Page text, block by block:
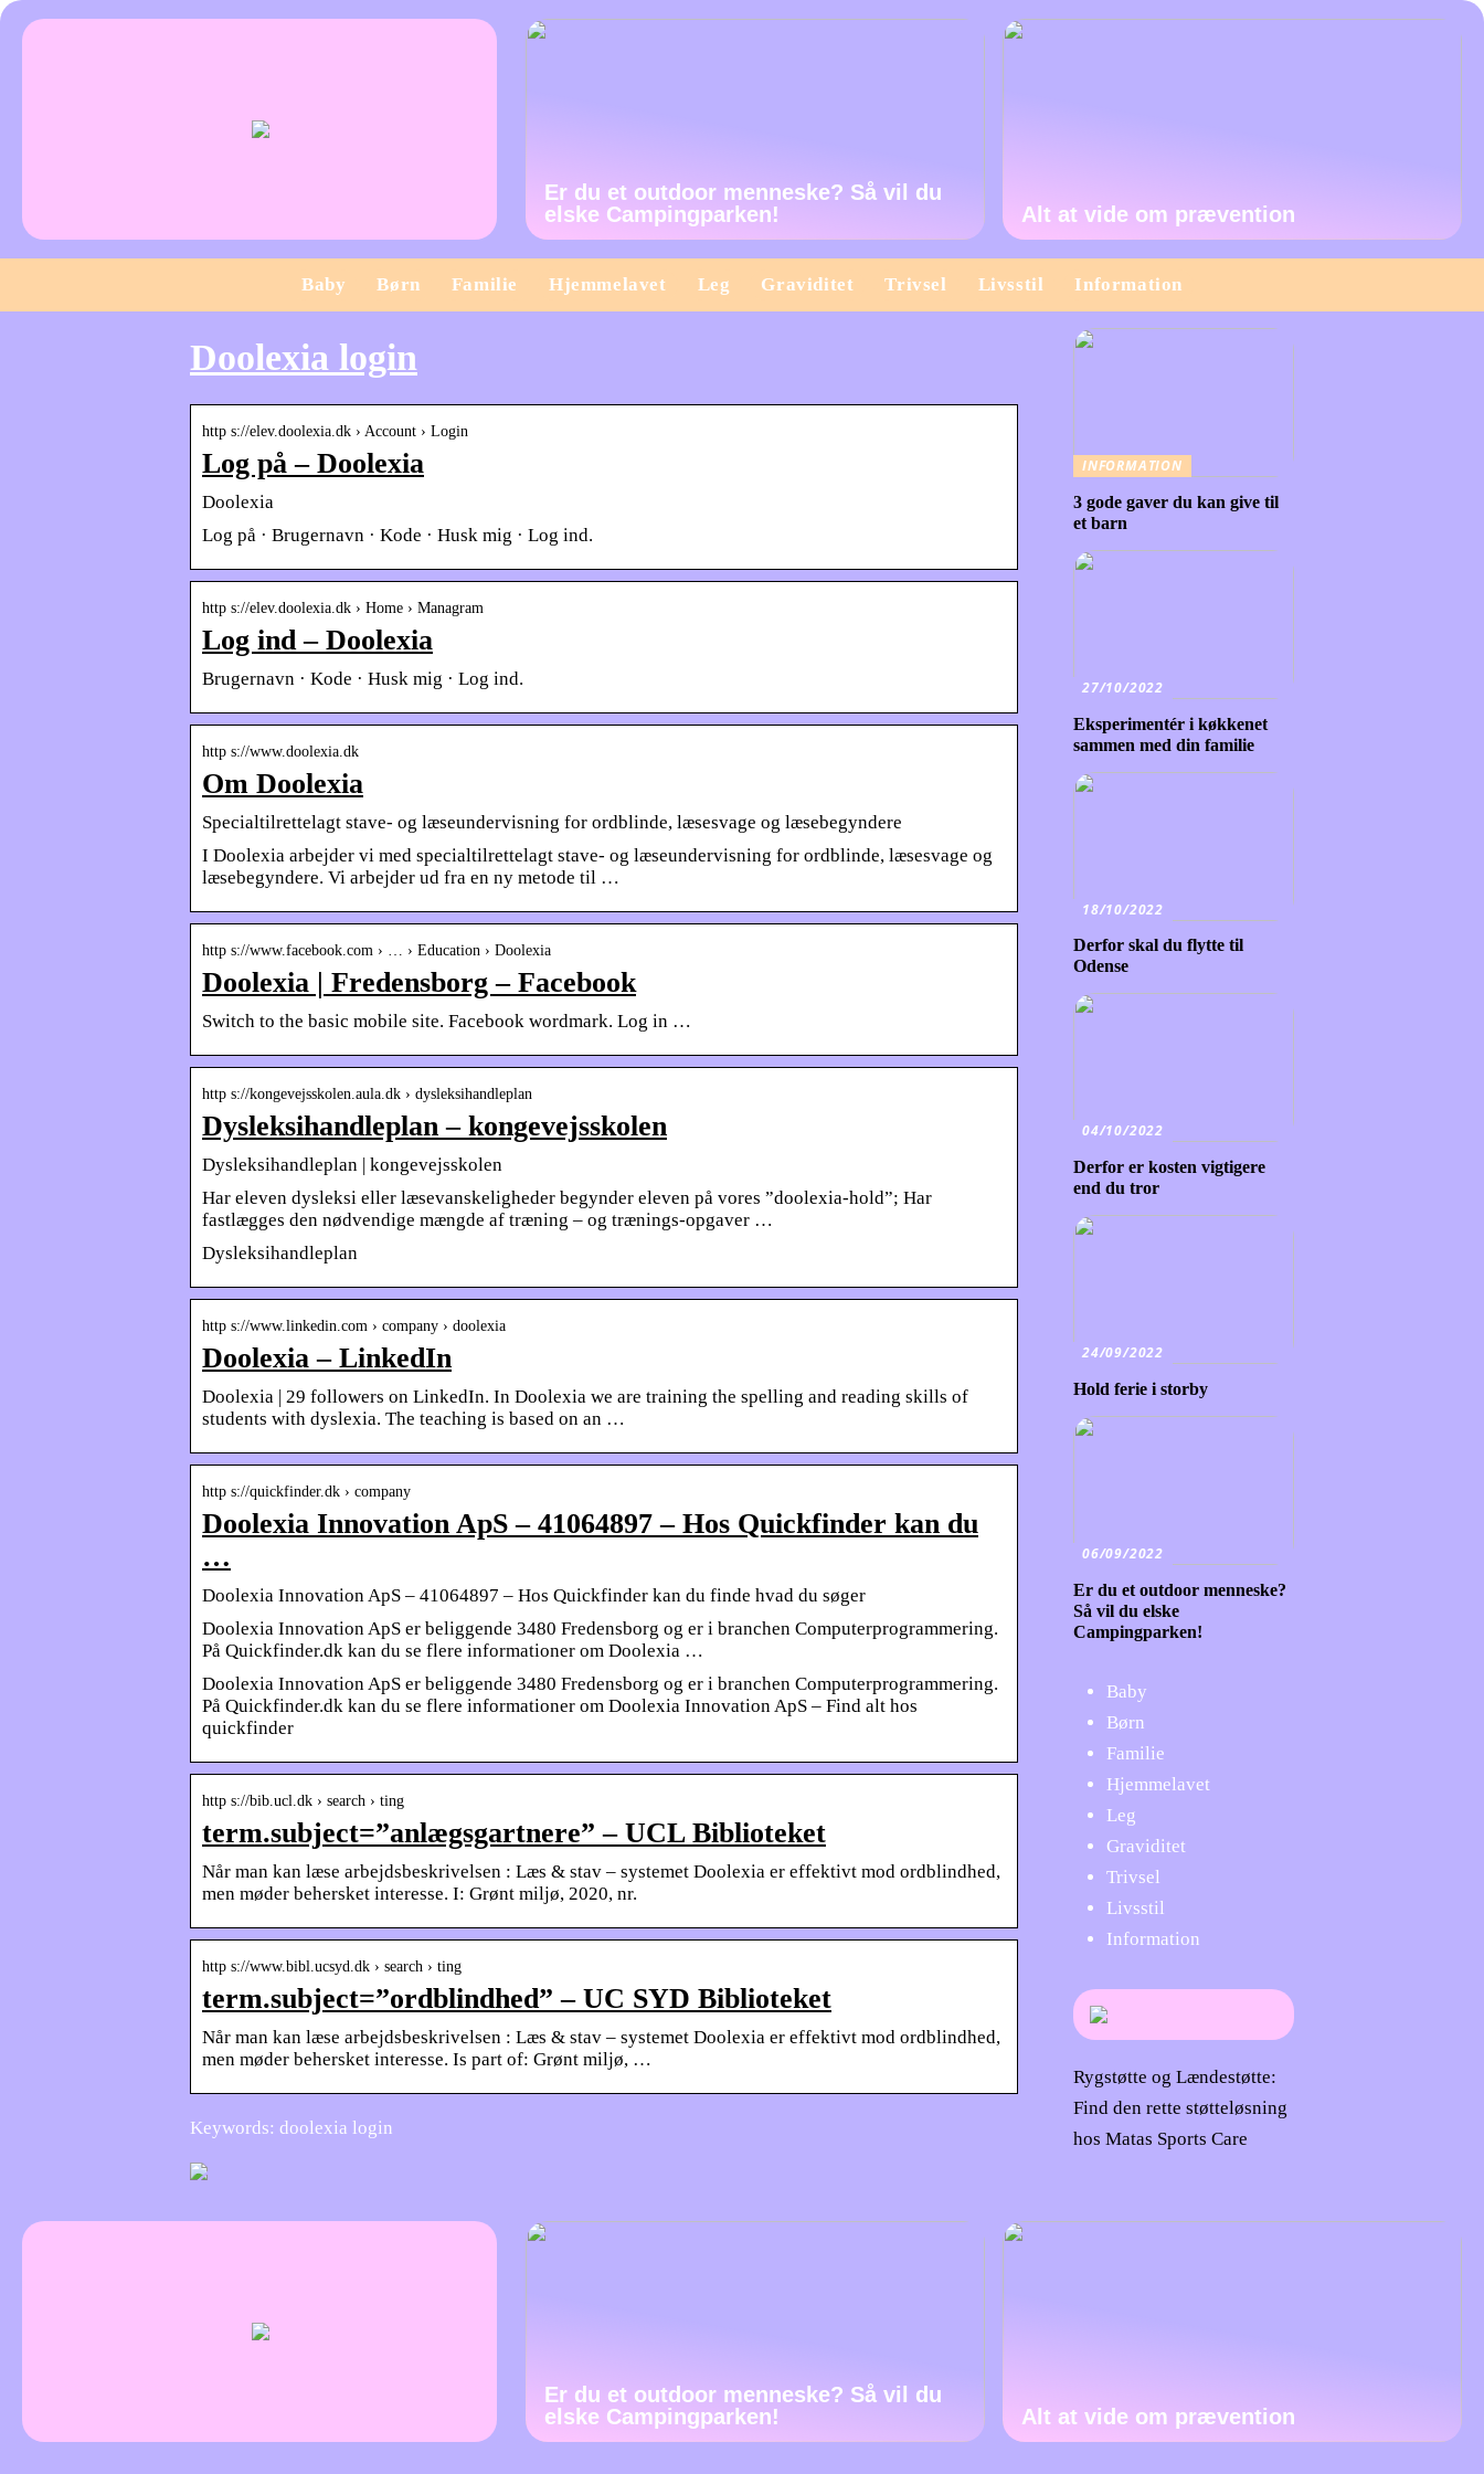
Er du et outdoor menneske? Så vil du
elske Campingparken!
Alt at vide om prævention
Baby Børn Familie Hjemmelavet Leg Graviditet Trivsel Livsstil Information
Doolexia login
http s://elev.doolexia.dk › Account › Login
Log på – Doolexia
Doolexia
Log på · Brugernavn · Kode · Husk mig · Log ind.
http s://elev.doolexia.dk › Home › Managram
Log ind – Doolexia
Brugernavn · Kode · Husk mig · Log ind.
http s://www.doolexia.dk
Om Doolexia
Specialtilrettelagt stave- og læseundervisning for ordblinde, læsesvage og læsebegyndere
I Doolexia arbejder vi med specialtilrettelagt stave- og læseundervisning for ordblinde, læsesvage og
læsebegyndere. Vi arbejder ud fra en ny metode til …
http s://www.facebook.com › … › Education › Doolexia
Doolexia | Fredensborg – Facebook
Switch to the basic mobile site. Facebook wordmark. Log in …
http s://kongevejsskolen.aula.dk › dysleksihandleplan
Dysleksihandleplan – kongevejsskolen
Dysleksihandleplan | kongevejsskolen
Har eleven dysleksi eller læsevanskeligheder begynder eleven på vores ”doolexia-hold”; Har
fastlægges den nødvendige mængde af træning – og trænings-opgaver …
Dysleksihandleplan
http s://www.linkedin.com › company › doolexia
Doolexia – LinkedIn
Doolexia | 29 followers on LinkedIn. In Doolexia we are training the spelling and reading skills of
students with dyslexia. The teaching is based on an …
http s://quickfinder.dk › company
Doolexia Innovation ApS – 41064897 – Hos Quickfinder kan du
…
Doolexia Innovation ApS – 41064897 – Hos Quickfinder kan du finde hvad du søger
Doolexia Innovation ApS er beliggende 3480 Fredensborg og er i branchen Computerprogrammering.
På Quickfinder.dk kan du se flere informationer om Doolexia …
Doolexia Innovation ApS er beliggende 3480 Fredensborg og er i branchen Computerprogrammering.
På Quickfinder.dk kan du se flere informationer om Doolexia Innovation ApS – Find alt hos
quickfinder
http s://bib.ucl.dk › search › ting
term.subject=”anlægsgartnere” – UCL Biblioteket
Når man kan læse arbejdsbeskrivelsen : Læs & stav – systemet Doolexia er effektivt mod ordblindhed,
men møder behersket interesse. I: Grønt miljø, 2020, nr.
http s://www.bibl.ucsyd.dk › search › ting
term.subject=”ordblindhed” – UC SYD Biblioteket
Når man kan læse arbejdsbeskrivelsen : Læs & stav – systemet Doolexia er effektivt mod ordblindhed,
men møder behersket interesse. Is part of: Grønt miljø, …
Keywords: doolexia login
INFORMATION
3 gode gaver du kan give til
et barn
27/10/2022
Eksperimentér i køkkenet
sammen med din familie
18/10/2022
Derfor skal du flytte til
Odense
04/10/2022
Derfor er kosten vigtigere
end du tror
24/09/2022
Hold ferie i storby
06/09/2022
Er du et outdoor menneske?
Så vil du elske
Campingparken!
Baby
Børn
Familie
Hjemmelavet
Leg
Graviditet
Trivsel
Livsstil
Information
Rygstøtte og Lændestøtte:
Find den rette støtteløsning
hos Matas Sports Care
Er du et outdoor menneske? Så vil du
elske Campingparken!
Alt at vide om prævention